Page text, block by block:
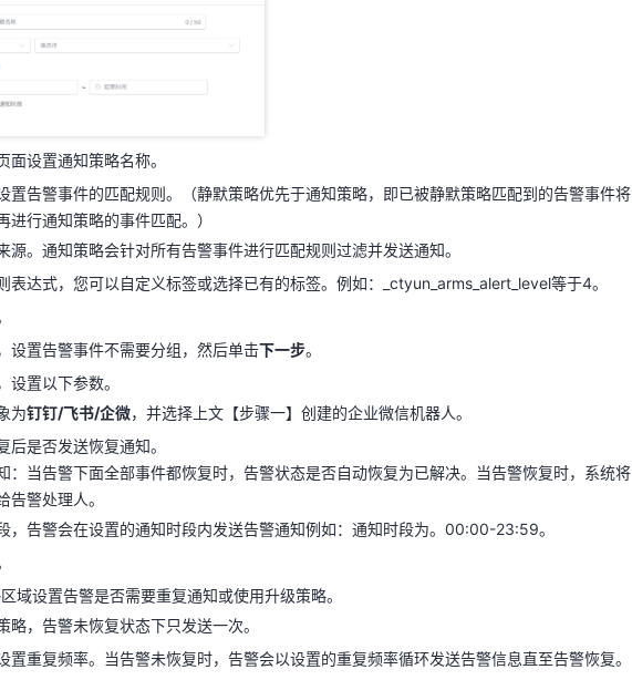
页面设置通知策略名称。
表达式，您可以自定义标签或选择已有的标签。例如：_ctyun_arms_alert_level等于4。
设置告警事件不需要分组，然后单击下一步。
设置以下参数。
为钉钉/飞书/企微，并选择上文【步骤一】创建的企业微信机器人。
后是否发送恢复通知。
告警处理人。
，告警会在设置的通知时段内发送告警通知例如：通知时段为。00:00-23:59。
区域设置告警是否需要重复通知或使用升级策略。
略，告警未恢复状态下只发送一次。
置重复频率。当告警未恢复时，告警会以设置的重复频率循环发送告警信息直至告警恢复。
择升级策略，告警未恢复状态下，告警通知将会根据升级策略发送通知给其他通知对象。
保存。
面设置通知策略名称。
置告警事件的匹配规则。（静默策略优先于通知策略，即已被静默策略匹配到的告警事件将
进行通知策略的事件匹配。）
源。通知策略会针对所有告警事件进行匹配规则过滤并发送通知。
表达式，您可以自定义标签或选择已有的标签。例如：_ctyun_arms_alert_level等于4。
设置告警事件不需要分组，然后单击下一步。
设置以下参数。
为钉钉/飞书/企微，并选择上文【步骤一】创建的企业微信机器人。
后是否发送恢复通知。
：当告警下面全部事件都恢复时，告警状态是否自动恢复为已解决。当告警恢复时，系统将
告警处理人。
，告警会在设置的通知时段内发送告警通知例如：通知时段为。00:00-23:59。
区域设置告警是否需要重复通知或使用升级策略。
略，告警未恢复状态下只发送一次。
置重复频率。当告警未恢复时，告警会以设置的重复频率循环发送告警信息直至告警恢复。